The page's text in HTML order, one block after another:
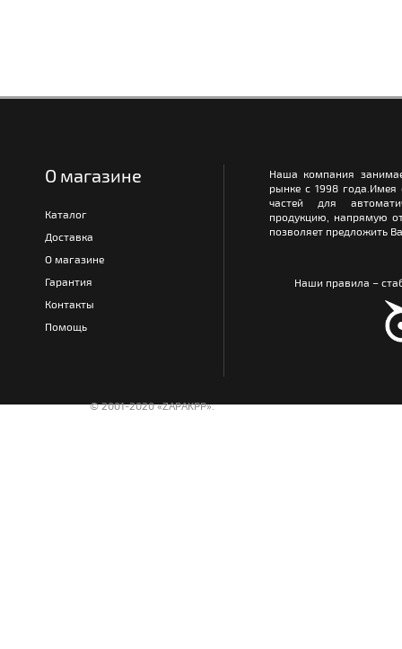
О магазине
Каталог
Доставка
О магазине
Гарантия
Контакты
Помощь
Наша компания
рынке с 1998
частей для
продукцию, напрямую
позволяет предложить
Наши правила –
© 2001-2020 «ZAPAKPP».